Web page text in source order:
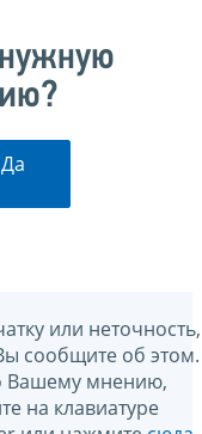
Да
или неточность,
сообщите об этом.
Вашему мнению,
на клавиатуре